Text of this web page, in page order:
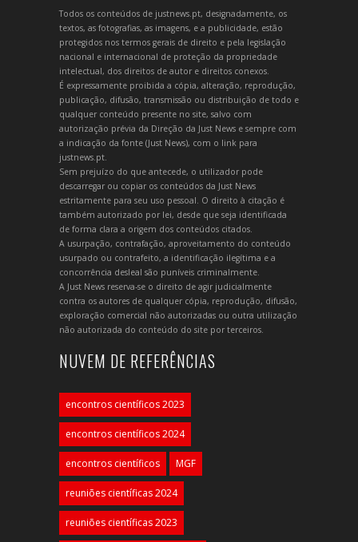
Todos os conteúdos de justnews.pt, designadamente, os
textos, as fotografias, as imagens, e a publicidade, estão
protegidos nos termos gerais de direito e pela legislação
nacional e internacional de proteção da propriedade
intelectual, dos direitos de autor e direitos conexos.
É expressamente proibida a cópia, alteração, reprodução,
publicação, difusão, transmissão ou distribuição de todo e
qualquer conteúdo presente no site, salvo com
autorização prévia da Direção da Just News e sempre com
a indicação da fonte (Just News), com o link para
justnews.pt.
Sem prejuízo do que antecede, o utilizador pode
descarregar ou copiar os conteúdos da Just News
estritamente para seu uso pessoal. O direito à citação é
também autorizado por lei, desde que seja identificada
de forma clara a origem dos conteúdos citados.
A usurpação, contrafação, aproveitamento do conteúdo
usurpado ou contrafeito, a identificação ilegítima e a
concorrência desleal são puníveis criminalmente.
A Just News reserva-se o direito de agir judicialmente
contra os autores de qualquer cópia, reprodução, difusão,
exploração comercial não autorizadas ou outra utilização
não autorizada do conteúdo do site por terceiros.
NUVEM DE REFERÊNCIAS
encontros científicos 2023
encontros científicos 2024
encontros científicos MGF
reuniões científicas 2024
reuniões científicas 2023